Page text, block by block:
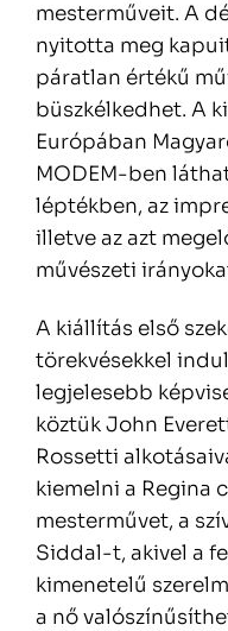
mesterműveit. A
nyitotta meg
páratlan értékű
büszkélkedhet. A
Európában
MODEM-ben
léptékben, az
illetve az azt
művészeti
A kiállítás első
törekvésekkel
legjelesebb
köztük John
Rossetti
kiemelni a Regina
mesterművet, a
Siddal-t, akivel a
kimenetelű
a nő